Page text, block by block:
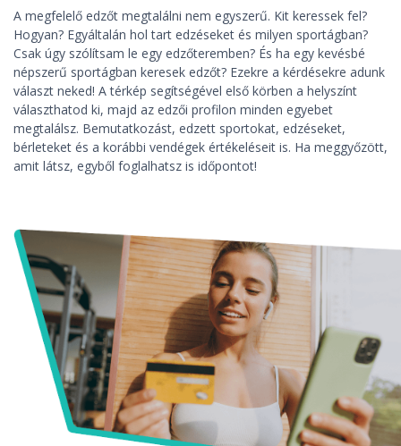
A megfelelő edzőt megtalálni nem egyszerű. Kit keressek fel?
Hogyan? Egyáltalán hol tart edzéseket és milyen sportágban?
Csak úgy szólítsam le egy edzőteremben? És ha egy kevésbé
népszerű sportágban keresek edzőt? Ezekre a kérdésekre adunk
választ neked! A térkép segítségével első körben a helyszínt
választhatod ki, majd az edzői profilon minden egyebet
megtalálsz. Bemutatkozást, edzett sportokat, edzéseket,
bérleteket és a korábbi vendégek értékeléseit is. Ha meggyőzött,
amit látsz, egyből foglalhatsz is időpontot!